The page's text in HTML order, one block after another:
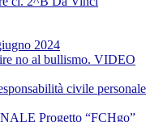
2024
no al bullismo. VIDEO
civile personale
Progetto “FCHgo”